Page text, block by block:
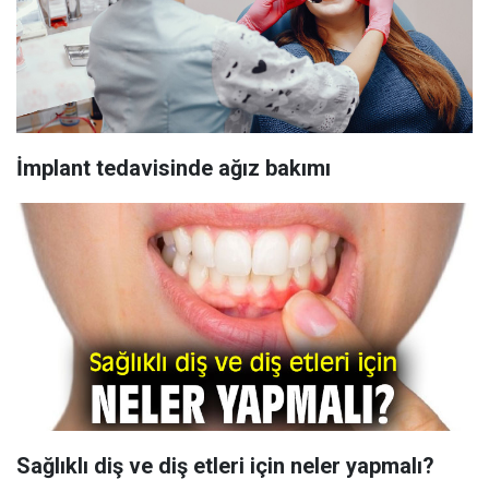
İmplant tedavisinde ağız bakımı
Sağlıklı diş ve diş etleri için neler yapmalı?